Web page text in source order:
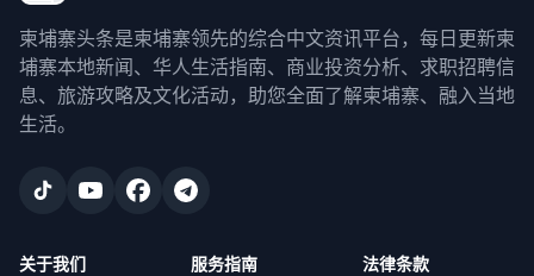
柬埔寨头条是柬埔寨领先的综合中文资讯平台，每日更新柬
埔寨本地新闻、华人生活指南、商业投资分析、求职招聘信
息、旅游攻略及文化活动，助您全面了解柬埔寨、融入当地
生活。
关于我们 服务指南 法律条款